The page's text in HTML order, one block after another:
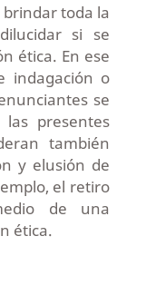
toda la
si se
ética. En ese
indagación o
se
presentes
también
y elusión de
el retiro
de una
ética.